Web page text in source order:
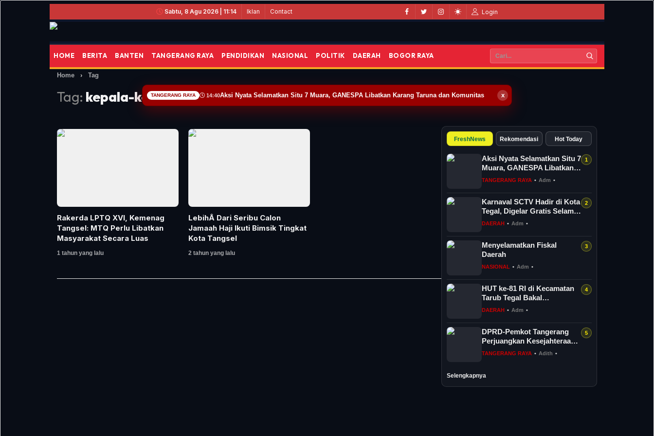
Sabtu, 8 Agu 2026 | 11:14 Iklan Contact Login
HOME BERITA BANTEN TANGERANG RAYA PENDIDIKAN NASIONAL POLITIK DAERAH BOGOR RAYA
Home › Tag
Tag: kepala-kemenag-tangsel
Rakerda LPTQ XVI, Kemenag
Tangsel: MTQ Perlu Libatkan
Masyarakat Secara Luas
1 tahun yang lalu
LebihÂ Dari Seribu Calon
Jamaah Haji Ikuti Bimsik Tingkat
Kota Tangsel
2 tahun yang lalu
FreshNews Rekomendasi Hot Today
Aksi Nyata Selamatkan Situ 7
Muara, GANESPA Libatkan
Karang Taruna dan
TANGERANG RAYA • Adm •
Karnaval SCTV Hadir di Kota
Tegal, Digelar Gratis Selama
Dua Hari
DAERAH • Adm •
Menyelamatkan Fiskal
Daerah
NASIONAL • Adm •
HUT ke-81 RI di Kecamatan
Tarub Tegal Bakal
Dimeriahkan Permainan
DAERAH • Adm •
DPRD-Pemkot Tangerang
Perjuangkan Kesejahteraan
PPPK Penuh Waktu
TANGERANG RAYA • Adith •
Selengkapnya
x
TANGERANG RAYA 14:40Aksi Nyata Selamatkan Situ 7 Muara, GANESPA Libatkan Karang Taruna dan Komunitas